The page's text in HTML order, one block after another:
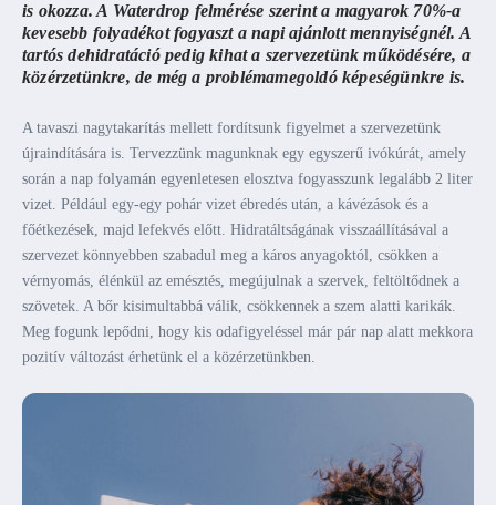
is okozza. A Waterdrop felmérése szerint a magyarok 70%-a
kevesebb folyadékot fogyaszt a napi ajánlott mennyiségnél. A
tartós dehidratáció pedig kihat a szervezetünk működésére, a
közérzetünkre, de még a problémamegoldó képeségünkre is.
A tavaszi nagytakarítás mellett fordítsunk figyelmet a szervezetünk
újraindítására is. Tervezzünk magunknak egy egyszerű ivókúrát, amely
során a nap folyamán egyenletesen elosztva fogyasszunk legalább 2 liter
vizet. Például egy-egy pohár vizet ébredés után, a kávézások és a
főétkezések, majd lefekvés előtt. Hidratáltságának visszaállításával a
szervezet könnyebben szabadul meg a káros anyagoktól, csökken a
vérnyomás, élénkül az emésztés, megújulnak a szervek, feltöltődnek a
szövetek. A bőr kisimultabbá válik, csökkennek a szem alatti karikák.
Meg fogunk lepődni, hogy kis odafigyeléssel már pár nap alatt mekkora
pozitív változást érhetünk el a közérzetünkben.